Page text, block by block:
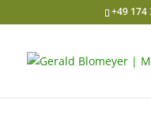
+49 174